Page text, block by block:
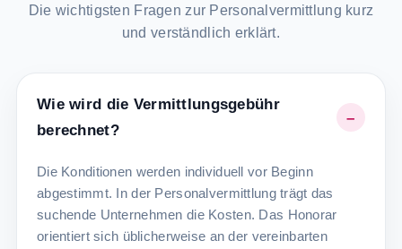
Die wichtigsten Fragen zur Personalvermittlung kurz
und verständlich erklärt.
Wie wird die Vermittlungsgebühr
berechnet?
Die Konditionen werden individuell vor Beginn
abgestimmt. In der Personalvermittlung trägt das
suchende Unternehmen die Kosten. Das Honorar
orientiert sich üblicherweise an der vereinbarten